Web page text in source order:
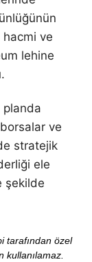
hacmi ve
lehine
planda
ve
stratejik
ele
şekilde
tarafından özel
kullanılamaz.